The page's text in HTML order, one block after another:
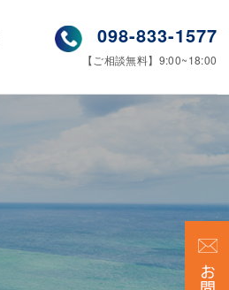
098-833-1577
【ご相談無料】9:00~18:00